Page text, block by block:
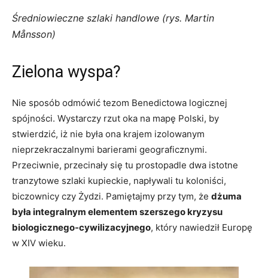
Średniowieczne szlaki handlowe (rys. Martin
Månsson)
Zielona wyspa?
Nie sposób odmówić tezom Benedictowa logicznej
spójności. Wystarczy rzut oka na mapę Polski, by
stwierdzić, iż nie była ona krajem izolowanym
nieprzekraczalnymi barierami geograficznymi.
Przeciwnie, przecinały się tu prostopadle dwa istotne
tranzytowe szlaki kupieckie, napływali tu koloniści,
biczownicy czy Żydzi. Pamiętajmy przy tym, że dżuma
była integralnym elementem szerszego kryzysu
biologicznego-cywilizacyjnego, który nawiedził Europę
w XIV wieku.